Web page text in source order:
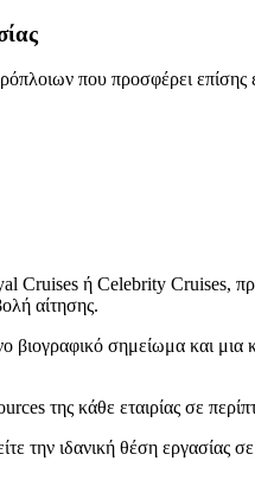
που προσφέρει επίσης
Cruises ή Celebrity Cruises,
αίτησης.
σημείωμα και μια
της κάθε εταιρίας σε
την ιδανική θέση εργασίας